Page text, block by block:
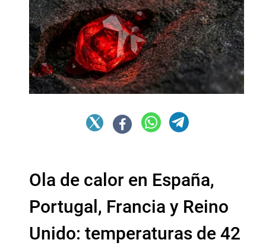
Ola de calor en España,
Portugal, Francia y Reino
Unido: temperaturas de 42